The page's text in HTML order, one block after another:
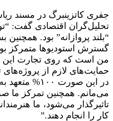
جفری کاتزینبرگ در مسند
“بلند پروازانه” بود.
گسترش استودیو‌ها متمرکز
من است که روی تجارت این
حمایت‌های لازم از پروژه‌های
در این صورت
می‌مانم. همچنین تمرکز ما
تاثیرگذار می‌شود، ما
کار را انجام دهند.”